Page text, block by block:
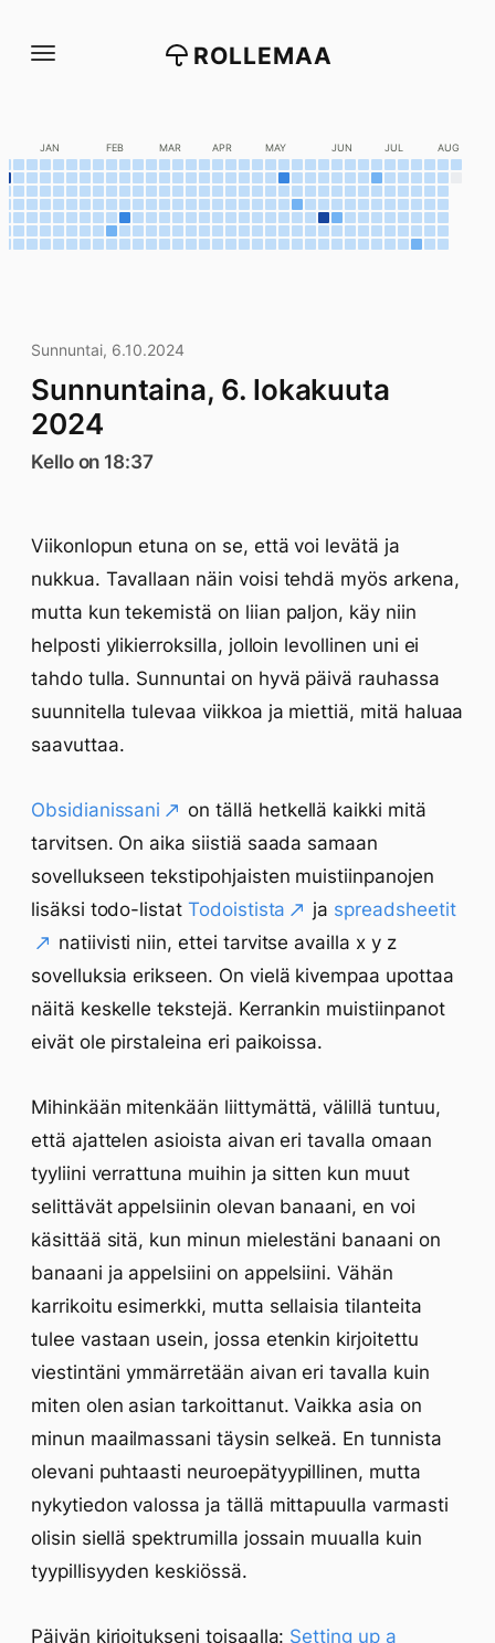
suoraan
ROLLEMAA
JAN FEB MAR APR MAY JUN JUL AUG
Sunnuntai, 6.10.2024
Sunnuntaina, 6. lokakuuta
2024
Kello on 18:37
Viikonlopun etuna on se, että voi levätä ja
nukkua. Tavallaan näin voisi tehdä myös arkena,
mutta kun tekemistä on liian paljon, käy niin
helposti ylikierroksilla, jolloin levollinen uni ei
tahdo tulla. Sunnuntai on hyvä päivä rauhassa
suunnitella tulevaa viikkoa ja miettiä, mitä haluaa
saavuttaa.
Obsidianissani
on tällä hetkellä kaikki mitä
tarvitsen. On aika siistiä saada samaan
sovellukseen tekstipohjaisten muistiinpanojen
lisäksi todo-listat Todoistista ja spreadsheetit
natiivisti niin, ettei tarvitse availla x y z
sovelluksia erikseen. On vielä kivempaa upottaa
näitä keskelle tekstejä. Kerrankin muistiinpanot
eivät ole pirstaleina eri paikoissa.
Mihinkään mitenkään liittymättä, välillä tuntuu,
että ajattelen asioista aivan eri tavalla omaan
tyyliini verrattuna muihin ja sitten kun muut
selittävät appelsiinin olevan banaani, en voi
käsittää sitä, kun minun mielestäni banaani on
banaani ja appelsiini on appelsiini. Vähän
karrikoitu esimerkki, mutta sellaisia tilanteita
tulee vastaan usein, jossa etenkin kirjoitettu
viestintäni ymmärretään aivan eri tavalla kuin
miten olen asian tarkoittanut. Vaikka asia on
minun maailmassani täysin selkeä. En tunnista
olevani puhtaasti neuroepätyypillinen, mutta
nykytiedon valossa ja tällä mittapuulla varmasti
olisin siellä spektrumilla jossain muualla kuin
tyypillisyyden keskiössä.
Päivän kirjoitukseni toisaalla: Setting up a